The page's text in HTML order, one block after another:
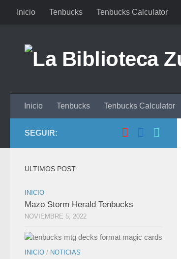
Saltar al contenido
Inicio Tenbucks Tenbucks Calculator
Inicio Tenbucks Tenbucks Calculator
SEGUIR:
ULTIMOS POST
INICIO
Mazo Storm Herald Tenbucks
NOVIEMBRE 5, 2022
INICIO / NOTICIAS